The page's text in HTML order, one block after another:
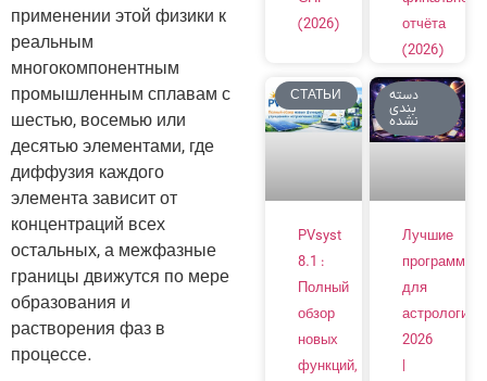
применении этой физики к
реальным
многокомпонентным
промышленным сплавам с
шестью, восемью или
десятью элементами, где
диффузия каждого
элемента зависит от
концентраций всех
остальных, а межфазные
границы движутся по мере
образования и
растворения фаз в
процессе.
(2026)
отчёта
(2026)
СТАТЬИ
PVsyst
8.1 :
Полный
обзор
новых
функций,
دسته
بندی
نشده
Лучшие
программы
для
астрологии
2026